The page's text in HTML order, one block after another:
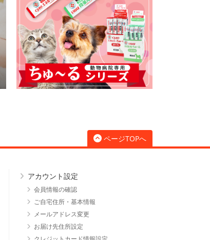
ページTOPへ
アカウント設定
会員情報の確認
ご自宅住所・基本情報
メールアドレス変更
お届け先住所設定